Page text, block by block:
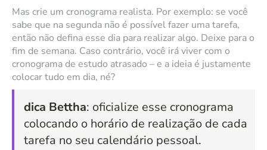
Mas crie um cronograma realista. Por exemplo: se você
sabe que na segunda não é possível fazer uma tarefa,
então não defina esse dia para realizar algo. Deixe para o
fim de semana. Caso contrário, você irá viver com o
cronograma de estudo atrasado – e a ideia é justamente
colocar tudo em dia, né?
dica Bettha: oficialize esse cronograma
colocando o horário de realização de cada
tarefa no seu calendário pessoal.